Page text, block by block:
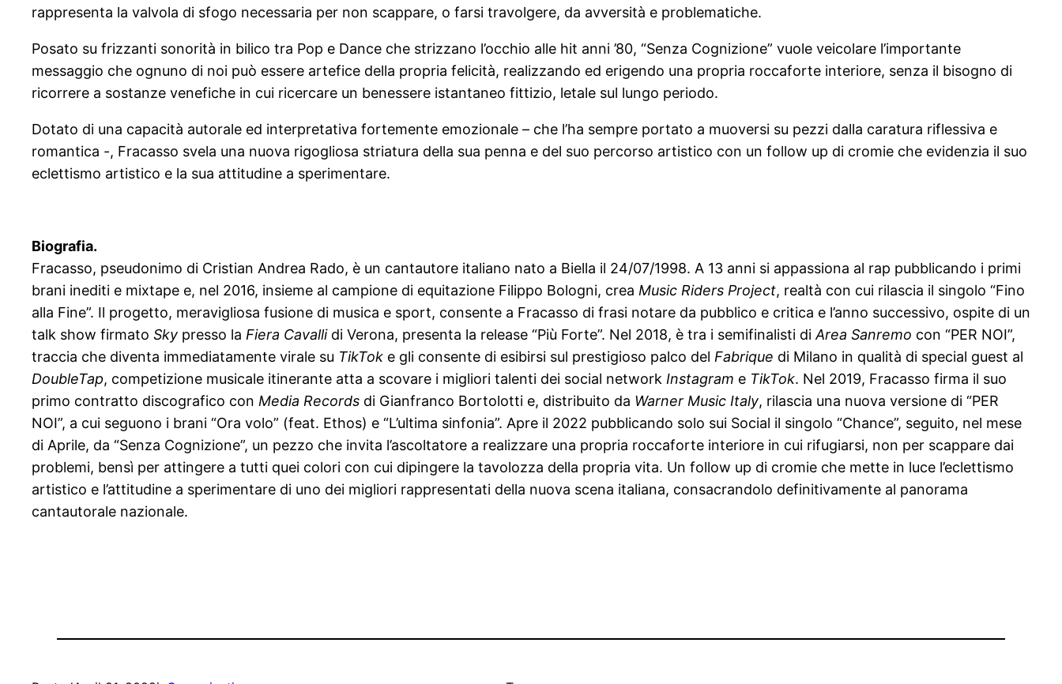
rappresenta la valvola di sfogo necessaria per non scappare, o farsi travolgere, da avversità e problematiche.
Posato su frizzanti sonorità in bilico tra Pop e Dance che strizzano l’occhio alle hit anni ’80, “Senza Cognizione” vuole veicolare l’importante
messaggio che ognuno di noi può essere artefice della propria felicità, realizzando ed erigendo una propria roccaforte interiore, senza il bisogno di
ricorrere a sostanze venefiche in cui ricercare un benessere istantaneo fittizio, letale sul lungo periodo.
Dotato di una capacità autorale ed interpretativa fortemente emozionale – che l’ha sempre portato a muoversi su pezzi dalla caratura riflessiva e
romantica -, Fracasso svela una nuova rigogliosa striatura della sua penna e del suo percorso artistico con un follow up di cromie che evidenzia il suo
eclettismo artistico e la sua attitudine a sperimentare.
Biografia.
Fracasso, pseudonimo di Cristian Andrea Rado, è un cantautore italiano nato a Biella il 24/07/1998. A 13 anni si appassiona al rap pubblicando i primi
brani inediti e mixtape e, nel 2016, insieme al campione di equitazione Filippo Bologni, crea Music Riders Project, realtà con cui rilascia il singolo “Fino
alla Fine”. Il progetto, meravigliosa fusione di musica e sport, consente a Fracasso di frasi notare da pubblico e critica e l’anno successivo, ospite di un
talk show firmato Sky presso la Fiera Cavallidi Verona, presenta la release “Più Forte”. Nel 2018, è tra i semifinalisti diArea Sanremo con “PER NOI”,
traccia che diventa immediatamente virale su TikTok e gli consente di esibirsi sul prestigioso palco del Fabrique di Milano in qualità di special guest al
DoubleTap, competizione musicale itinerante atta a scovare i migliori talenti dei social network Instagram e TikTok. Nel 2019, Fracasso firma il suo
primo contratto discografico con Media Records di Gianfranco Bortolotti e, distribuito da Warner Music Italy, rilascia una nuova versione di “PER
NOI”, a cui seguono i brani “Ora volo” (feat. Ethos) e “L’ultima sinfonia”. Apre il 2022 pubblicando solo sui Social il singolo “Chance”, seguito, nel mese
di Aprile, da “Senza Cognizione”, un pezzo che invita l’ascoltatore a realizzare una propria roccaforte interiore in cui rifugiarsi, non per scappare dai
problemi, bensì per attingere a tutti quei colori con cui dipingere la tavolozza della propria vita. Un follow up di cromie che mette in luce l’eclettismo
artistico e l’attitudine a sperimentare di uno dei migliori rappresentati della nuova scena italiana, consacrandolo definitivamente al panorama
cantautorale nazionale.